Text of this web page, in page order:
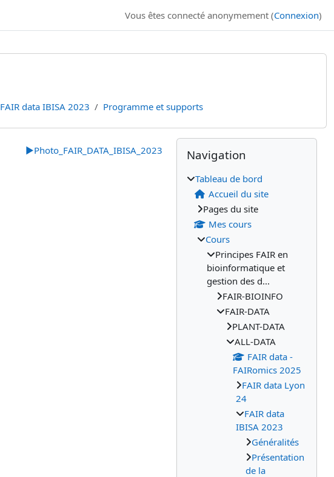
Vous êtes connecté anonymement (Connexion)
FAIR data IBISA 2023 Programme et supports
▶︎Photo_FAIR_DATA_IBISA_2023 Blocs
Blocs
Passer Navigation
Navigation
Tableau de bord
Accueil du site
Pages du site
Mes cours
Cours
Principes FAIR en
bioinformatique et
gestion des d...
FAIR-BIOINFO
FAIR-DATA
PLANT-DATA
ALL-DATA
FAIR data -
FAIRomics 2025
FAIR data Lyon
24
FAIR data
IBISA 2023
Généralités
Présentation
de la